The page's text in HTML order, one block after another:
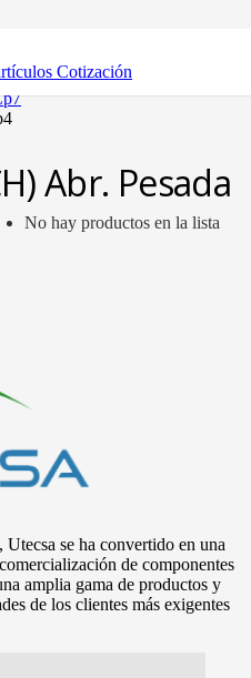
Cotización
No hay productos en la lista
Abr. Pesada
se ha convertido en una
de componentes
amplia gama de productos y
de los clientes más exigentes